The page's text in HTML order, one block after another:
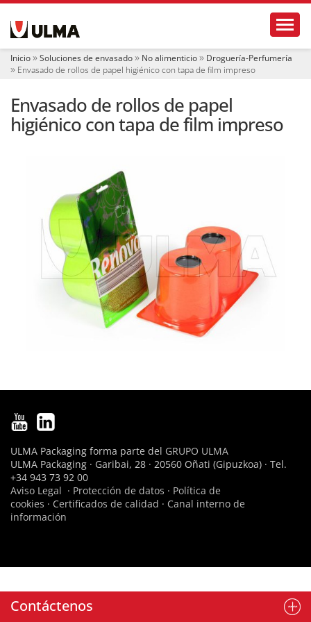
e Inicio Soluciones de envasado No alimenticio
Droguería-Perfumería
Envasado de rollos de papel higiénico con tapa de film impreso
Envasado de rollos de papel
higiénico con tapa de film impreso
Contáctenos
ULMA Packaging forma parte del GRUPO ULMA
ULMA Packaging · Garibai, 28 · 20560 Oñati (Gipuzkoa) · Tel.
+34 943 73 92 00
Aviso Legal · Protección de datos · Política de
cookies · Certificados de calidad · Canal interno de
información